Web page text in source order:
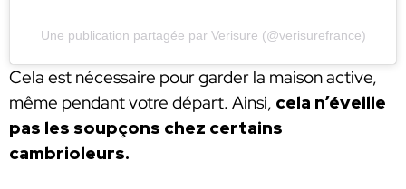
Une publication partagée par Verisure (@verisurefrance)
Cela est nécessaire pour garder la maison active,
même pendant votre départ. Ainsi, cela n’éveille
pas les soupçons chez certains
cambrioleurs.